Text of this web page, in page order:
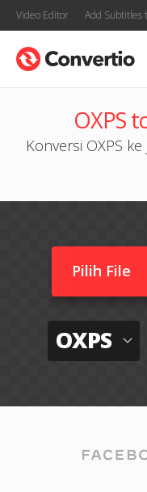
Video Editor Add Subtitles
OXPS
Konversi OXPS
Pilih File
OXPS